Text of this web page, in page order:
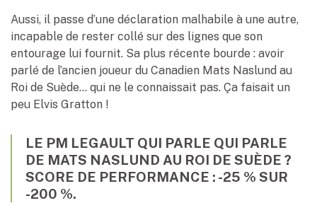
Aussi, il passe d’une déclaration malhabile à une autre,
incapable de rester collé sur des lignes que son
entourage lui fournit. Sa plus récente bourde : avoir
parlé de l’ancien joueur du Canadien Mats Naslund au
Roi de Suède… qui ne le connaissait pas. Ça faisait un
peu Elvis Gratton !
LE PM LEGAULT QUI PARLE QUI PARLE
DE MATS NASLUND AU ROI DE SUÈDE ?
SCORE DE PERFORMANCE : -25 % SUR
-200 %.